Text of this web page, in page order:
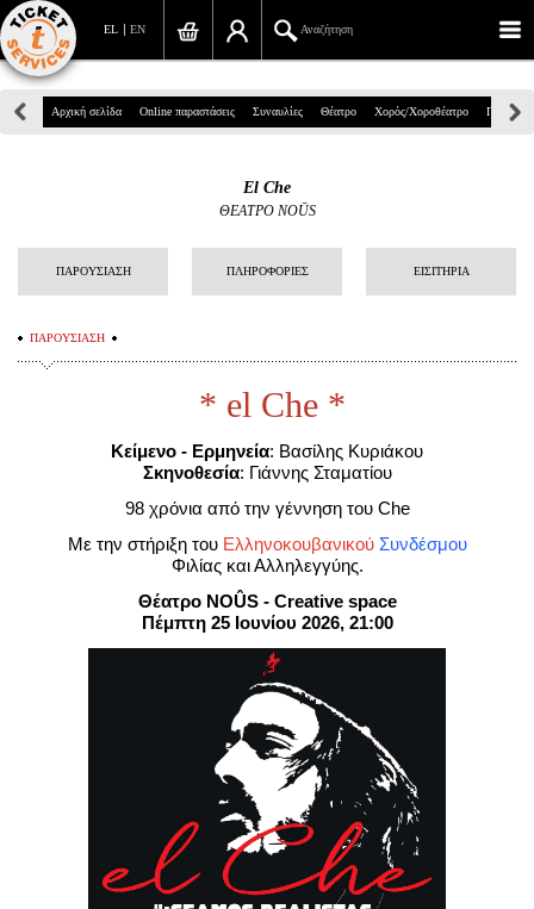
EN
EL Αναζήτηση
Πανεπιστημίου 39, Αθήνα
info@ticketservices.gr
Αναζήτηση
Σύνδεση/Εγγραφή
Αναζήτηση παραγγελίας
Προσωπικά Δεδομένα
Είσοδος διαχειριστή
Αρχική σελίδα Online παραστάσεις Συναυλίες Θέατρο Χορός/Χοροθέατρο Παιδικά
El Che
ΘΕΑΤΡΟ NOŪS
ΠΑΡΟΥΣΙΑΣΗ ΠΛΗΡΟΦΟΡΙΕΣ ΕΙΣΙΤΗΡΙΑ
ΠΑΡΟΥΣΙΑΣΗ
* el Che *
Κείμενο - Ερμηνεία: Βασίλης Κυριάκου
Σκηνοθεσία: Γιάννης Σταματίου
98 χρόνια από την γέννηση του Che
Με την στήριξη του Ελληνοκουβανικού Συνδέσμου
Φιλίας και Αλληλεγγύης.
Θέατρο NOÛS - Creative space
Πέμπτη 25 Ιουνίου 2026, 21:00